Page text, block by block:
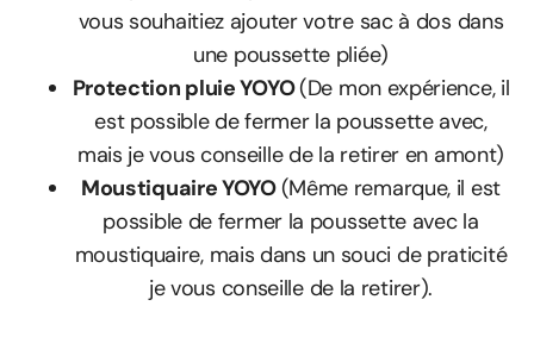
vous souhaitiez ajouter votre sac à dos dans
une poussette pliée)
Protection pluie YOYO(De mon expérience, il
est possible de fermer la poussette avec,
mais je vous conseille de la retirer en amont)
Moustiquaire YOYO(Même remarque, il est
possible de fermer la poussette avec la
moustiquaire, mais dans un souci de praticité
je vous conseille de la retirer).